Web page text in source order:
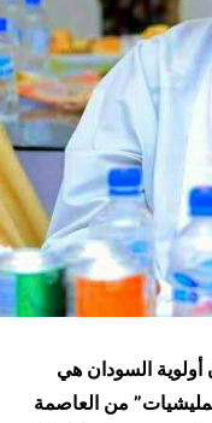
السودان هي
من العاصمة